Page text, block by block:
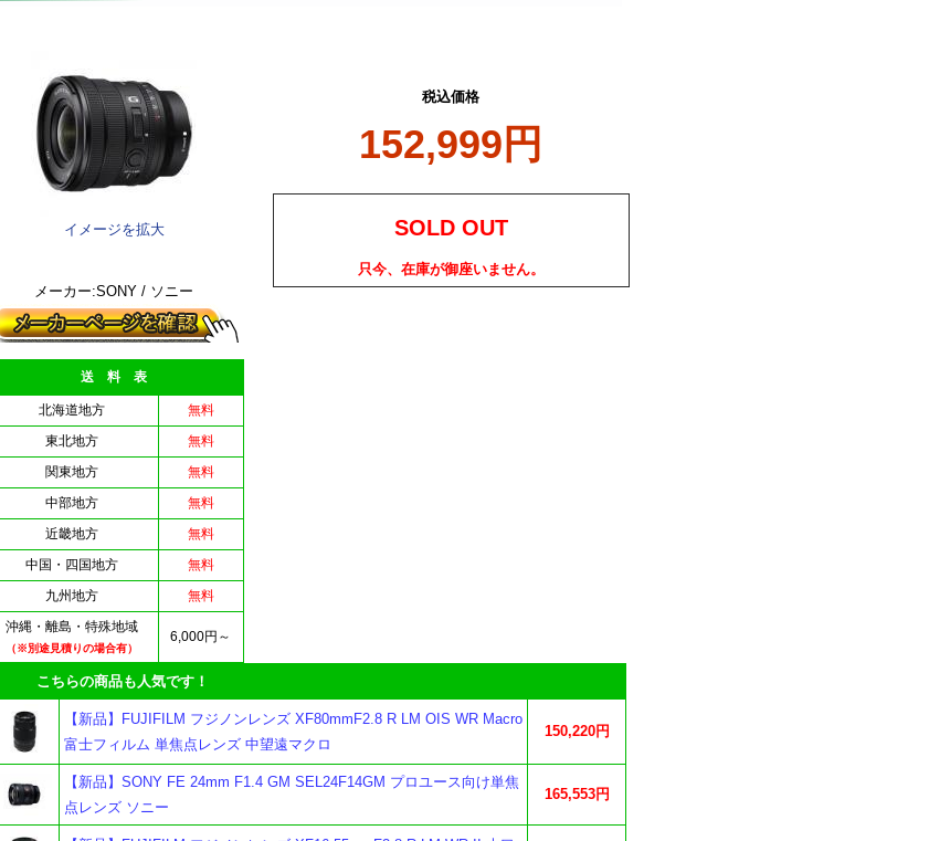
イメージを拡大
メーカー:SONY / ソニー
送 料 表
北海道地方
無料
東北地方
無料
関東地方
無料
中部地方
無料
近畿地方
無料
中国・四国地方
無料
九州地方
無料
沖縄・離島・特殊地域
（※別途見積りの場合有）
6,000円～
税込価格
152,999円
SOLD OUT
只今、在庫が御座いません。
こちらの商品も人気です！
【新品】FUJIFILM フジノンレンズ XF80mmF2.8 R LM OIS WR Macro
富士フィルム 単焦点レンズ 中望遠マクロ
150,220円
【新品】SONY FE 24mm F1.4 GM SEL24F14GM プロユース向け単焦
点レンズ ソニー
165,553円